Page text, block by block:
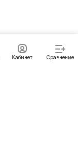
Кабинет Сравнение